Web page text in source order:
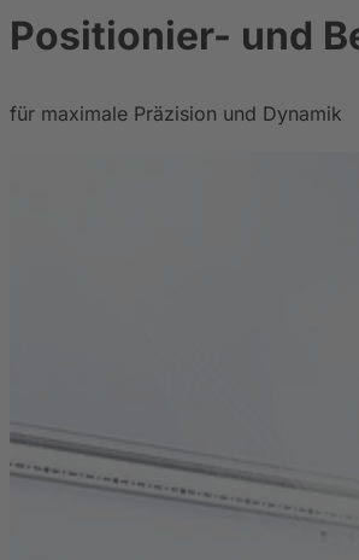
Positionier- und
für maximale Präzision und Dynamik